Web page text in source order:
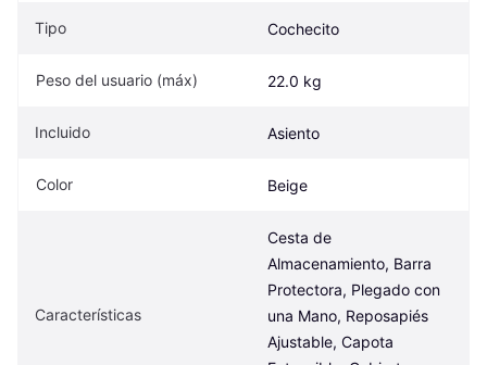
Tipo Cochecito
Peso del usuario (máx) 22.0 kg
Incluido Asiento
Color Beige
Características
Cesta de
Almacenamiento, Barra
Protectora, Plegado con
una Mano, Reposapiés
Ajustable, Capota